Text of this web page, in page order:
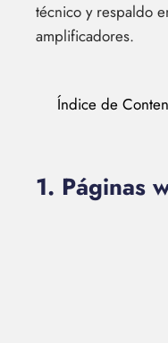
técnico y respaldo
amplificadores.
Índice de
1. Páginas